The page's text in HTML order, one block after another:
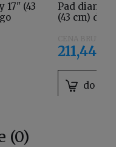
17" (43
Pad
(43 cm) do
211,44 zł
do
(0)